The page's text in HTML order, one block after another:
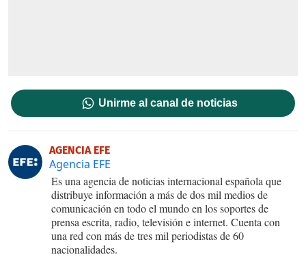
Unirme al canal de noticias
AGENCIA EFE
Agencia EFE
Es una agencia de noticias internacional española que
distribuye información a más de dos mil medios de
comunicación en todo el mundo en los soportes de
prensa escrita, radio, televisión e internet. Cuenta con
una red con más de tres mil periodistas de 60
nacionalidades.